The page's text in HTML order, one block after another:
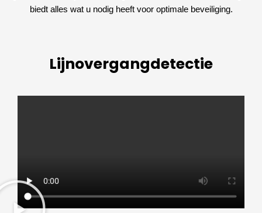
biedt alles wat u nodig heeft voor optimale beveiliging.
Lijnovergangdetectie